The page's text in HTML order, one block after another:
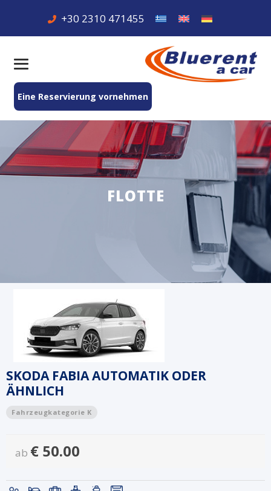
FLOTTE
SKODA FABIA AUTOMATIK ODER
ÄHNLICH
Fahrzeugkategorie K
ab € 50.00
+30 2310 471455
Eine Reservierung vornehmen